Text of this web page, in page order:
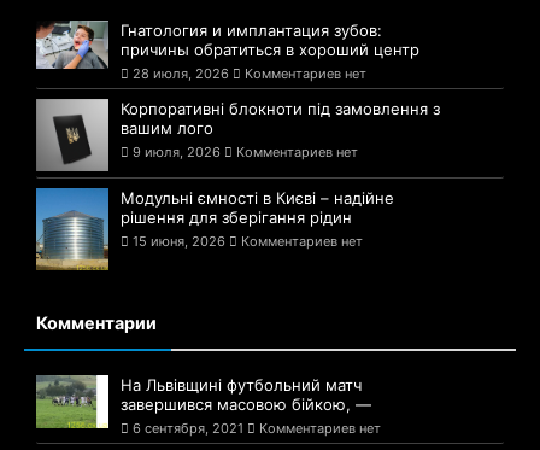
Гнатология и имплантация зубов:
причины обратиться в хороший центр
28 июля, 2026 Комментариев нет
Корпоративні блокноти під замовлення з
вашим лого
9 июля, 2026 Комментариев нет
Модульні ємності в Києві – надійне
рішення для зберігання рідин
15 июня, 2026 Комментариев нет
Комментарии
На Львівщині футбольний матч
завершився масовою бійкою, —
6 сентября, 2021 Комментариев нет